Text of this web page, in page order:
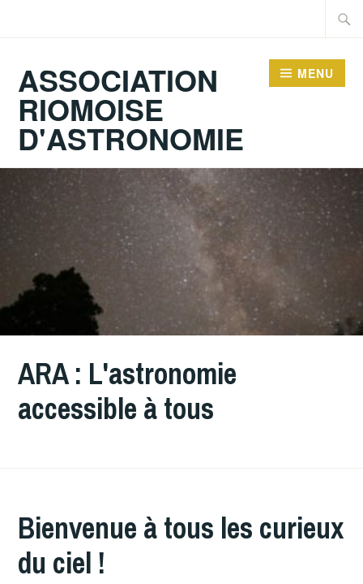
principal
ASSOCIATION
RIOMOISE
D'ASTRONOMIE
MENU
ARA : L'astronomie
accessible à tous
Bienvenue à tous les curieux
du ciel !